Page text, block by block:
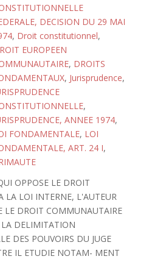
DECISION DU 29 MAI
, Droit constitutionnel,
EUROPEEN
, DROITS
, Jurisprudence,
,
ANNEE 1974,
FONDAMENTALE, LOI
ART. 24 I,
OPPOSE LE DROIT
LA LOI INTERNE, L'AUTEUR
LE DROIT COMMUNAUTAIRE
DELIMITATION
DES POUVOIRS DU JUGE
IL ETUDIE NOTAM- MENT